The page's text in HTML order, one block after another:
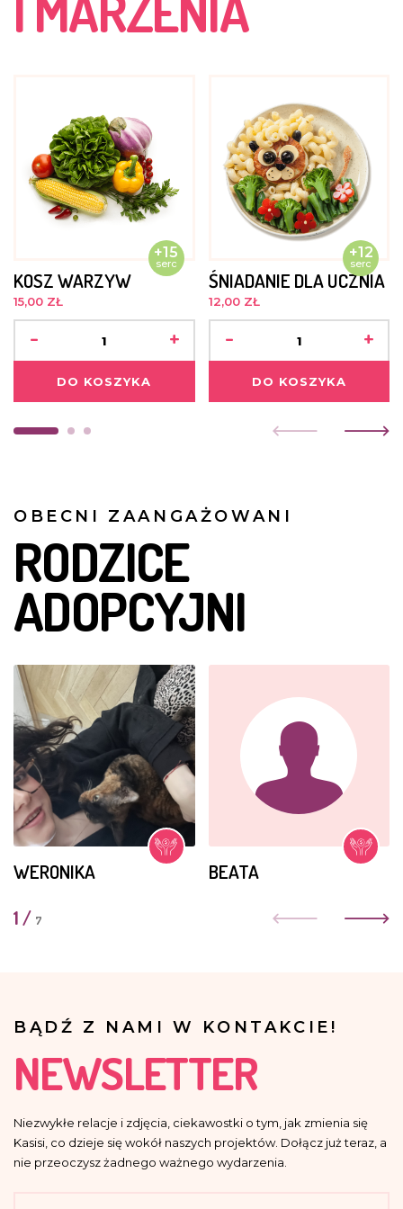
niepozorne skaleczenie, które mogło zostać
Francis bardzo chciałby iść już do grupy większych
chłopców i pewnie niebawem spełni się jego
marzenie. Ma kłopoty ze zdrowiem, często choruje.
CZERWIEC 2015
Niedawno odwiedziła go mama, ale powiedziała, że nie
może się nim zająć. Stan jego zdrowia jest dobry.
+15
serc
KOSZ WARZYW
15,00 ZŁ
- +
DO KOSZYKA
+12
serc
ŚNIADANIE DLA UCZNIA
12,00 ZŁ
- +
DO KOSZYKA
OBECNI ZAANGAŻOWANI
RODZICE
ADOPCYJNI
WERONIKA BEATA
1 / 7
BĄDŹ Z NAMI W KONTAKCIE!
NEWSLETTER
Niezwykłe relacje i zdjęcia, ciekawostki o tym, jak zmienia się
Kasisi, co dzieje się wokół naszych projektów. Dołącz już teraz, a
nie przeoczysz żadnego ważnego wydarzenia.